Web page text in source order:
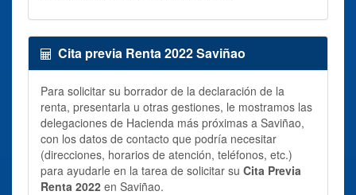
Cita previa Renta 2022 Saviñao
Para solicitar su borrador de la declaración de la
renta, presentarla u otras gestiones, le mostramos las
delegaciones de Hacienda más próximas a Saviñao,
con los datos de contacto que podría necesitar
(direcciones, horarios de atención, teléfonos, etc.)
para ayudarle en la tarea de solicitar su Cita Previa
Renta 2022 en Saviñao.